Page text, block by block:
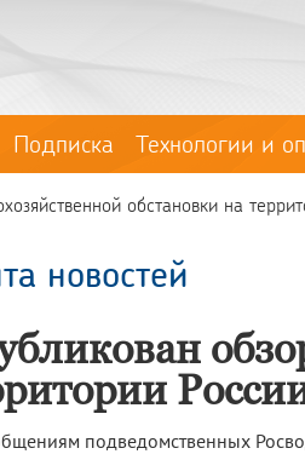
Подписка Технологии и
обстановки на
новостей
подведомственных